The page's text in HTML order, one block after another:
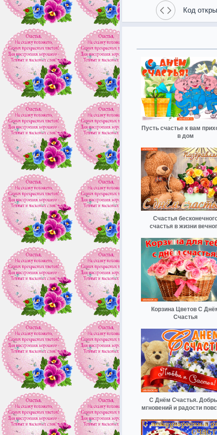
Код
Пусть счастье к вам
в дом
Счастья
счастья в жизни
Корзина Цветов С
Счастья
С Днём Счастья.
мгновений и радости